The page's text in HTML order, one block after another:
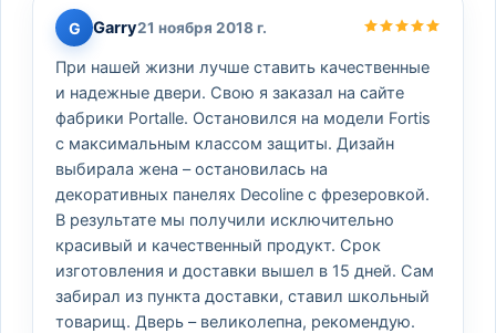
G Garry21 ноября 2018 г.
При нашей жизни лучше ставить качественные
и надежные двери. Свою я заказал на сайте
фабрики Portalle. Остановился на модели Fortis
с максимальным классом защиты. Дизайн
выбирала жена – остановилась на
декоративных панелях Decoline с фрезеровкой.
В результате мы получили исключительно
красивый и качественный продукт. Срок
изготовления и доставки вышел в 15 дней. Сам
забирал из пункта доставки, ставил школьный
товарищ. Дверь – великолепна, рекомендую.